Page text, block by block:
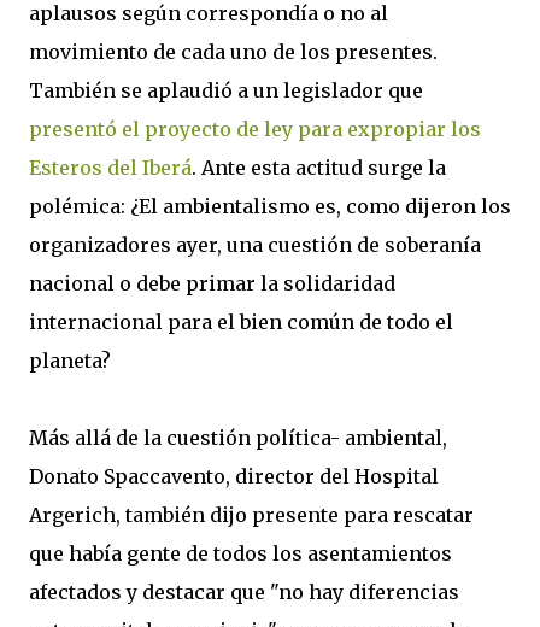
aplausos según correspondía o no al
movimiento de cada uno de los presentes.
También se aplaudió a un legislador que
presentó el proyecto de ley para expropiar los
Esteros del Iberá. Ante esta actitud surge la
polémica: ¿El ambientalismo es, como dijeron los
organizadores ayer, una cuestión de soberanía
nacional o debe primar la solidaridad
internacional para el bien común de todo el
planeta?
Más allá de la cuestión política- ambiental,
Donato Spaccavento, director del Hospital
Argerich, también dijo presente para rescatar
que había gente de todos los asentamientos
afectados y destacar que "no hay diferencias